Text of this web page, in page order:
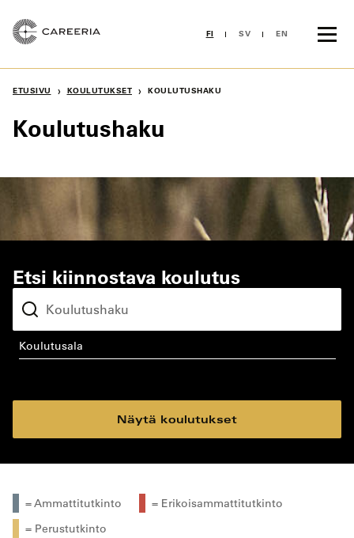
sisältöön
FI SV EN
ETUSIVU › KOULUTUKSET › KOULUTUSHAKU
Koulutushaku
Etsi kiinnostava koulutus
koulutusala
Näytä koulutukset
= Ammattitutkinto
= Erikoisammattitutkinto
= Perustutkinto